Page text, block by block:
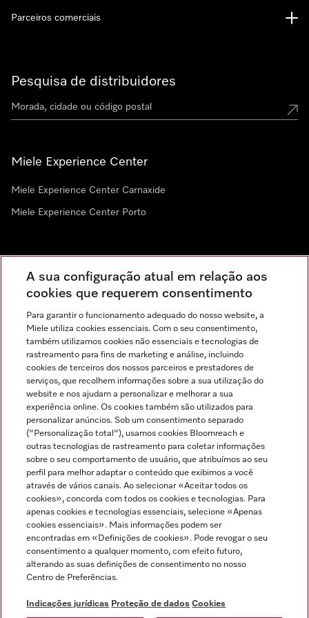
Pesquisa de distribuidores
Miele Experience Center
Miele Experience Center Carnaxide
Miele Experience Center Porto
Parceiros comerciais
Indicações jurídicas
Condições gerais
Proteção de dados
Condições de utilização
Canal de Ética
Formulário de livre resolução
Miele no Instagram
Miele no Facebook
Miele no Youtube
A sua configuração atual em relação aos
cookies que requerem consentimento
Para garantir o funcionamento adequado do nosso website, a
Miele utiliza cookies essenciais. Com o seu consentimento,
também utilizamos cookies não essenciais e tecnologias de
rastreamento para fins de marketing e análise, incluindo
cookies de terceiros dos nossos parceiros e prestadores de
serviços, que recolhem informações sobre a sua utilização do
website e nos ajudam a personalizar e melhorar a sua
experiência online. Os cookies também são utilizados para
personalizar anúncios. Sob um consentimento separado
("Personalização total"), usamos cookies Bloomreach e
outras tecnologias de rastreamento para coletar informações
sobre o seu comportamento de usuário, que atribuímos ao seu
perfil para melhor adaptar o conteúdo que exibimos a você
através de vários canais. Ao selecionar «Aceitar todos os
cookies», concorda com todos os cookies e tecnologias. Para
apenas cookies e tecnologias essenciais, selecione «Apenas
cookies essenciais». Mais informações podem ser
encontradas em «Definições de cookies». Pode revogar o seu
consentimento a qualquer momento, com efeito futuro,
alterando as suas definições de consentimento no nosso
Centro de Preferências.
Indicações jurídicas Proteção de dados Cookies